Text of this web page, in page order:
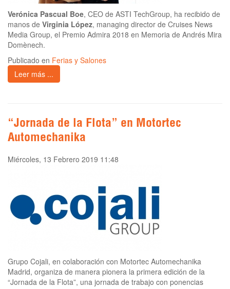
Verónica Pascual Boe, CEO de ASTI TechGroup, ha recibido de
manos de Virginia López, managing director de Cruises News
Media Group, el Premio Admira 2018 en Memoria de Andrés Mira
Domènech.
Publicado en Ferias y Salones
Leer más ...
“Jornada de la Flota” en Motortec
Automechanika
Miércoles, 13 Febrero 2019 11:48
Grupo Cojali, en colaboración con Motortec Automechanika
Madrid, organiza de manera pionera la primera edición de la
“Jornada de la Flota”, una jornada de trabajo con ponencias